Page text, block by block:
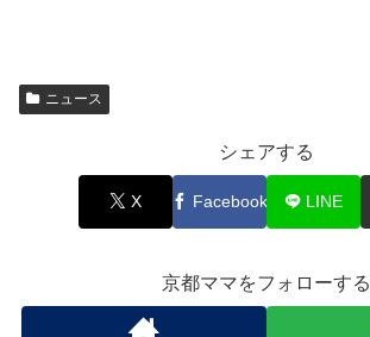
ニュース
シェアする
X Facebook LINE
京都ママをフォローする